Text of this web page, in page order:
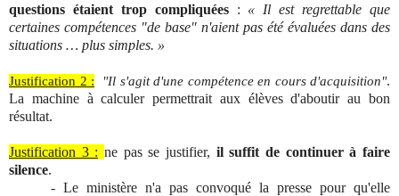
questions étaient trop compliquées: « Il est regrettable que
certaines compétences "de base" n'aient pas été évaluées dans des
situations … plus simples. »
Justification 2 : "Il s'agit d'une compétence en cours d'acquisition".
La machine à calculer permettrait aux élèves d'aboutir au bon
résultat.
Justification 3 : ne pas se justifier, il suffit de continuer à faire
silence.
- Le ministère n'a pas convoqué la presse pour qu'elle